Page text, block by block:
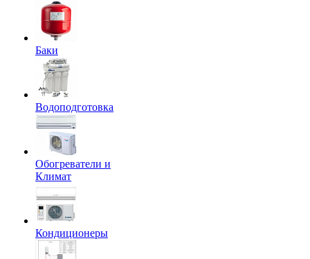
Баки
Водоподготовка
Обогреватели и
Климат
Кондиционеры